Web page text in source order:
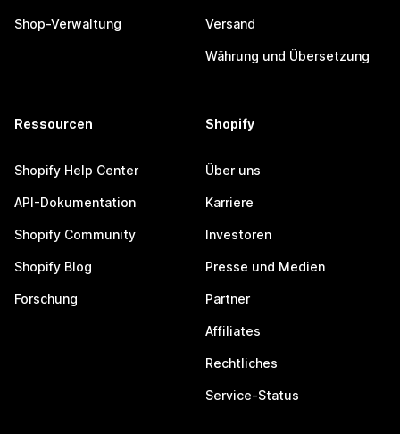
Shop-Verwaltung Versand
Währung und Übersetzung
Ressourcen
Shopify Help Center
API-Dokumentation
Shopify Community
Shopify Blog
Forschung
Shopify
Über uns
Karriere
Investoren
Presse und Medien
Partner
Affiliates
Rechtliches
Service-Status